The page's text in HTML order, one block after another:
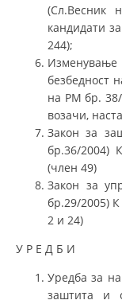
(Сл.Весник
кандидати
244);
безбедност
на РМ бр. 38/
возачи,
Закон за
бр.36/2004)
(член 49)
Закон за
бр.29/2005)
2 и 24)
У Р Е Д Б И
Уредба за
заштита и